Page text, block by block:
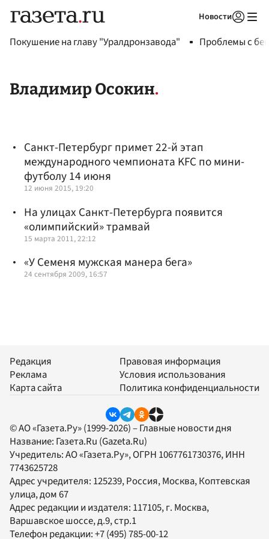
Новости
Покушение на главу "Уралдронзавода" Проблемы с
Владимир Осокин
Санкт-Петербург примет 22-й этап
международного чемпионата KFC по мини-
футболу 14 июня
12 июня 2015, 19:20
На улицах Санкт-Петербурга появится
«олимпийский» трамвай
15 марта 2011, 22:12
«У Семеня мужская манера бега»
24 сентября 2009, 16:57
Редакция
Реклама
Карта сайта
Правовая информация
Условия использования
Политика конфиденциальности
© АО «Газета.Ру» (1999-2026) – Главные новости дня
Название: Газета.Ru (Gazeta.Ru)
Учредитель:АО «Газета.Ру», ОГРН 1067761730376, ИНН
7743625728
Адрес учредителя: 125239, Россия, Москва, Коптевская
улица, дом 67
Адрес редакции и издателя: 117105, г. Москва,
Варшавское шоссе, д.9, стр.1
Телефон редакции:+7 (495) 785-00-12